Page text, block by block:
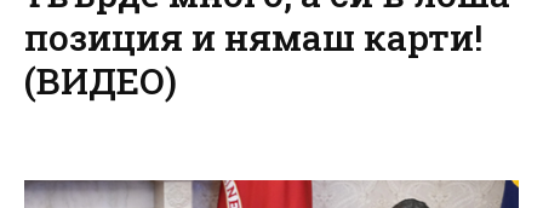
позиция и нямаш карти!
(ВИДЕО)